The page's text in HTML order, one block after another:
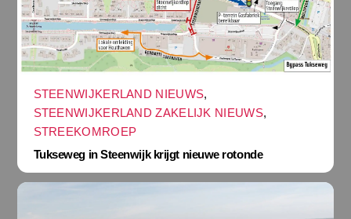
STEENWIJKERLAND NIEUWS,
STEENWIJKERLAND ZAKELIJK NIEUWS,
STREEKOMROEP
Tukseweg in Steenwijk krijgt nieuwe rotonde